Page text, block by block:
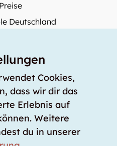
Deutschland
sein?
Cookies,
dass wir dir das
Erlebnis auf
Weitere
du in unserer